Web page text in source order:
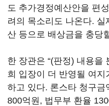
도 추가경정예산안을 편
려의 목소리도 나온다. 실
산 등으로 배상금을 충당
한 장관은 “(판정) 내용을
희 입장이 더 반영될 여
하고 있다. 론스타 청구
800억원, 법무부 환율